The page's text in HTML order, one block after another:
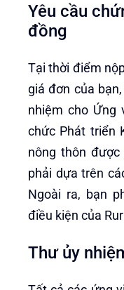
Yêu cầu
đồng
Tại thời điểm
giá đơn của
nhiệm cho Ứng
chức Phát triển
nông thôn
phải dựa trên
Ngoài ra, bạn
điều kiện của
Thư ủy